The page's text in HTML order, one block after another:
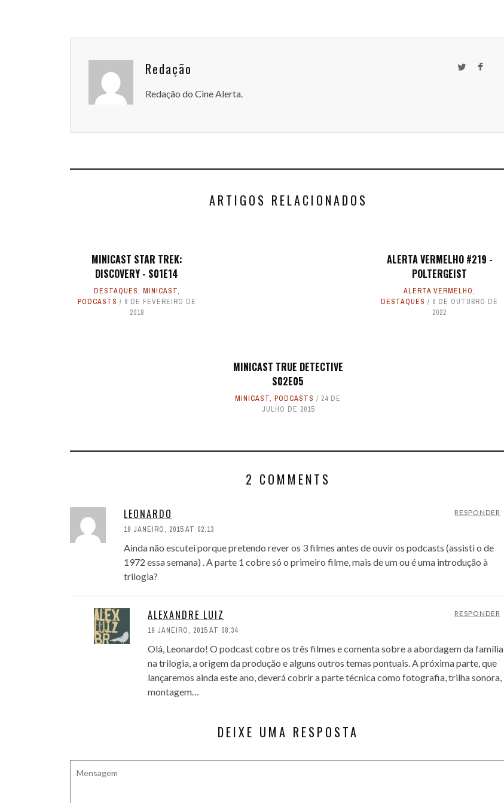
Redação
Redação do Cine Alerta.
ARTIGOS RELACIONADOS
MINICAST STAR TREK:
DISCOVERY - S01E14
DESTAQUES, MINICAST,
PODCASTS
8 DE FEVEREIRO DE
2018
MINICAST TRUE DETECTIVE
S02E05
MINICAST,PODCASTS
24 DE
JULHO DE 2015
ALERTA VERMELHO #219 -
POLTERGEIST
ALERTA VERMELHO,
DESTAQUES
6 DE OUTUBRO DE
2022
2 COMMENTS
LEONARDO
19 JANEIRO, 2015 AT 02:13
RESPONDER
Ainda não escutei porque pretendo rever os 3 filmes antes de ouvir os podcasts (assisti o de
1972 essa semana) . A parte 1 cobre só o primeiro filme, mais de um ou é uma introdução à
trilogia?
ALEXANDRE LUIZ
19 JANEIRO, 2015 AT 08:34
RESPONDER
Olá, Leonardo! O podcast cobre os três filmes e comenta sobre a abordagem da família
na trilogia, a origem da produção e alguns outros temas pontuais. A próxima parte, que
lançaremos ainda este ano, deverá cobrir a parte técnica como fotografia, trilha sonora,
montagem…
DEIXE UMA RESPOSTA